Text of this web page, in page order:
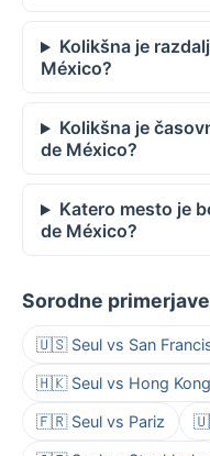
Kolikšna je
México?
Kolikšna je
de México?
Katero mesto je
de México?
Sorodne primerjave
🇺🇸 Seul vs San
🇭🇰 Seul vs Hong Kong
🇫🇷 Seul vs Pariz